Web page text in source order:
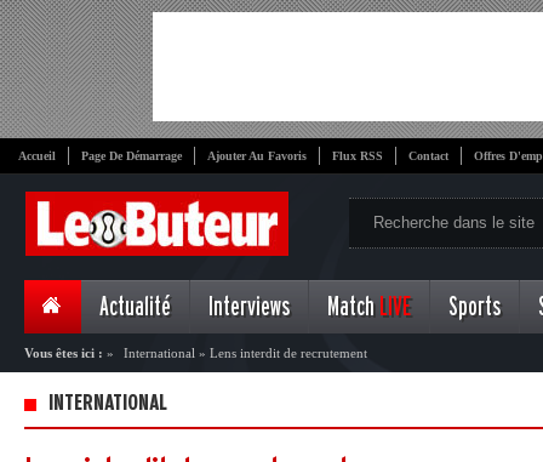
Accueil Page De Démarrage Ajouter Au Favoris Flux RSS Contact Offres
Actualité Interviews Match LIVE Sports
Vous êtes ici : » International » Lens interdit de recrutement
INTERNATIONAL